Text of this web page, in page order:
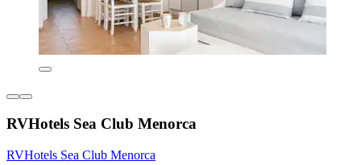
RVHotels Sea Club Menorca
RVHotels Sea Club Menorca